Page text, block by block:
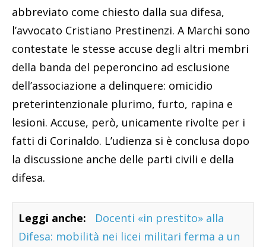
abbreviato come chiesto dalla sua difesa,
l’avvocato Cristiano Prestinenzi. A Marchi sono
contestate le stesse accuse degli altri membri
della banda del peperoncino ad esclusione
dell’associazione a delinquere: omicidio
preterintenzionale plurimo, furto, rapina e
lesioni. Accuse, però, unicamente rivolte per i
fatti di Corinaldo. L’udienza si è conclusa dopo
la discussione anche delle parti civili e della
difesa.
Leggi anche:
Docenti «in prestito» alla
Difesa: mobilità nei licei militari ferma a un